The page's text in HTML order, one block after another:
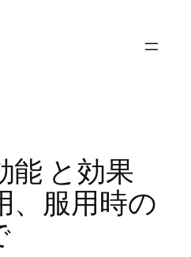
能 と効果
、服用時の